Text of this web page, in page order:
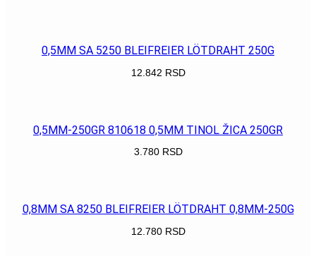
0,5MM SA 5250 BLEIFREIER LÖTDRAHT 250G
12.842 RSD
0,5MM-250GR 810618 0,5MM TINOL ŽICA 250GR
3.780 RSD
0,8MM SA 8250 BLEIFREIER LÖTDRAHT 0,8MM-250G
12.780 RSD